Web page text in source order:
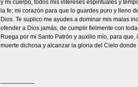
y mi cuerpo, todos mis intereses espirituales y
la fe; mi corazón para que lo guardes puro y lleno
Dios. Te suplico me ayudes a dominar mis malas
ofender a Dios jamás, de cumplir fielmente con
Ruega por mi Santo Patrón y auxilio mío, para
muerte dichosa y alcanzar la gloria del Cielo